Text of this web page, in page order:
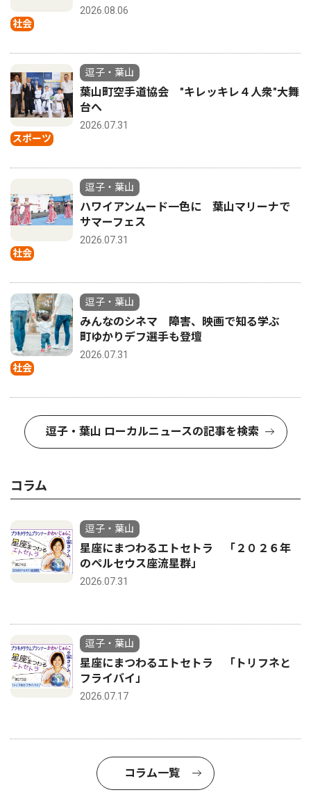
社会
2026.08.06
スポーツ
逗子・葉山
葉山町空手道協会 "キレッキレ４人衆"大舞
台へ
2026.07.31
社会
逗子・葉山
ハワイアンムード一色に 葉山マリーナで
サマーフェス
2026.07.31
社会
逗子・葉山
みんなのシネマ 障害、映画で知る学ぶ
町ゆかりデフ選手も登壇
2026.07.31
逗子・葉山 ローカルニュースの記事を検索
コラム
逗子・葉山
星座にまつわるエトセトラ 「２０２６年
のペルセウス座流星群」
2026.07.31
逗子・葉山
星座にまつわるエトセトラ 「トリフネと
フライバイ」
2026.07.17
コラム一覧